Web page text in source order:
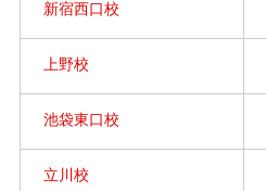
新宿西口校
上野校
池袋東口校
立川校